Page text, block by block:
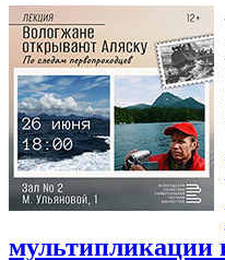
мультипликации